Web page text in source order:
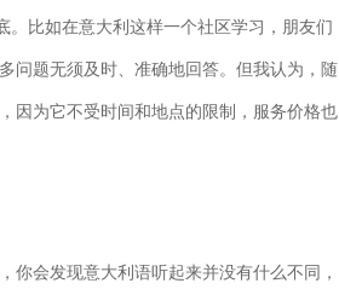
比如在意大利这样一个社区学习，朋友们
问题无须及时、准确地回答。但我认为，随
因为它不受时间和地点的限制，服务价格也
会发现意大利语听起来并没有什么不同，